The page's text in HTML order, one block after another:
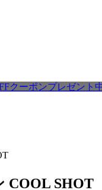
クーポンプレゼント
COOL SHOT